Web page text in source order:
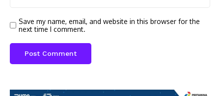
Save my name, email, and website in this browser for the
next time I comment.